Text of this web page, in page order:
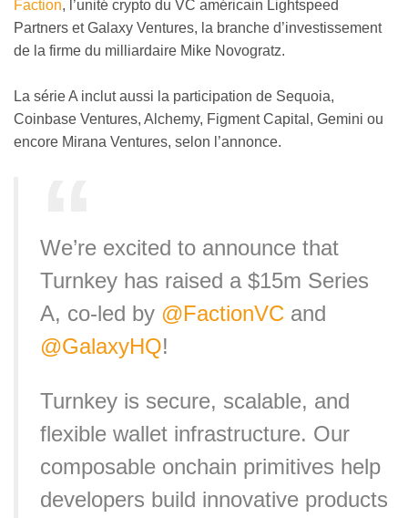
Faction, l’unité crypto du VC américain Lightspeed
Partners et Galaxy Ventures, la branche d’investissement
de la firme du milliardaire Mike Novogratz.
La série A inclut aussi la participation de Sequoia,
Coinbase Ventures, Alchemy, Figment Capital, Gemini ou
encore Mirana Ventures, selon l’annonce.
We’re excited to announce that
Turnkey has raised a $15m Series
A, co-led by @FactionVC and
@GalaxyHQ!
Turnkey is secure, scalable, and
flexible wallet infrastructure. Our
composable onchain primitives help
developers build innovative products